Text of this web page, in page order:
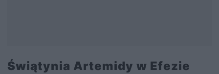
Świątynia Artemidy w Efezie